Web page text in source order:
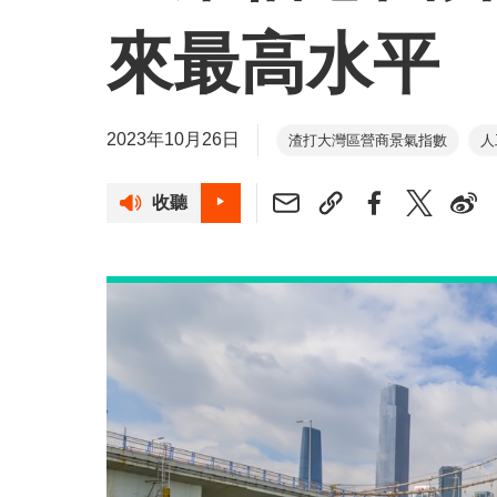
來最高水平
2023年10月26日 渣打大灣區營商景氣指數
收聽